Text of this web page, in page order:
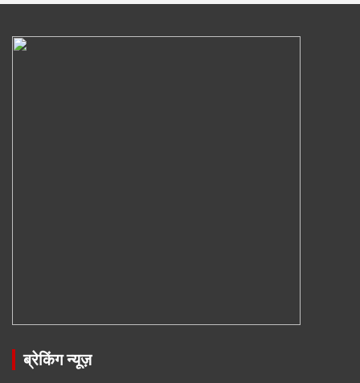
ब्रेकिंग न्यूज़